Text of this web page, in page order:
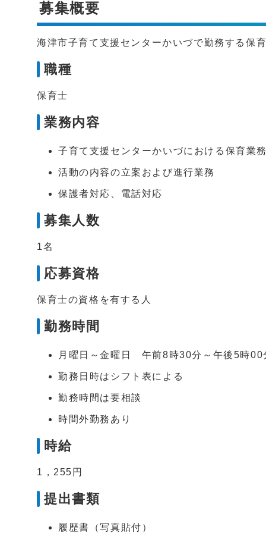
募集概要
海津市子育て支援センターかいづで勤務する保
職種
保育士
業務内容
子育て支援センターかいづにおける保育業務
活動の内容の立案および進行業務
保護者対応、電話対応
募集人数
1名
応募資格
保育士の資格を有する人
勤務時間
月曜日～金曜日 午前8時30分～午後5時00
勤務日時はシフト表による
勤務時間は要相談
時間外勤務あり
時給
1，255円
提出書類
履歴書（写真貼付）